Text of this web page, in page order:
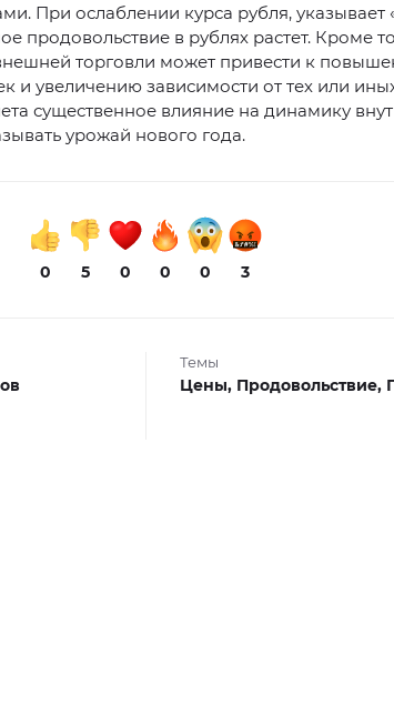
При ослаблении курса рубля, указывает
продовольствие в рублях растет. Кроме
торговли может привести к
и увеличению зависимости от тех или
существенное влияние на динамику
урожай нового года.
0 5 0 0 0 3
Темы
Цены, Продовольствие,